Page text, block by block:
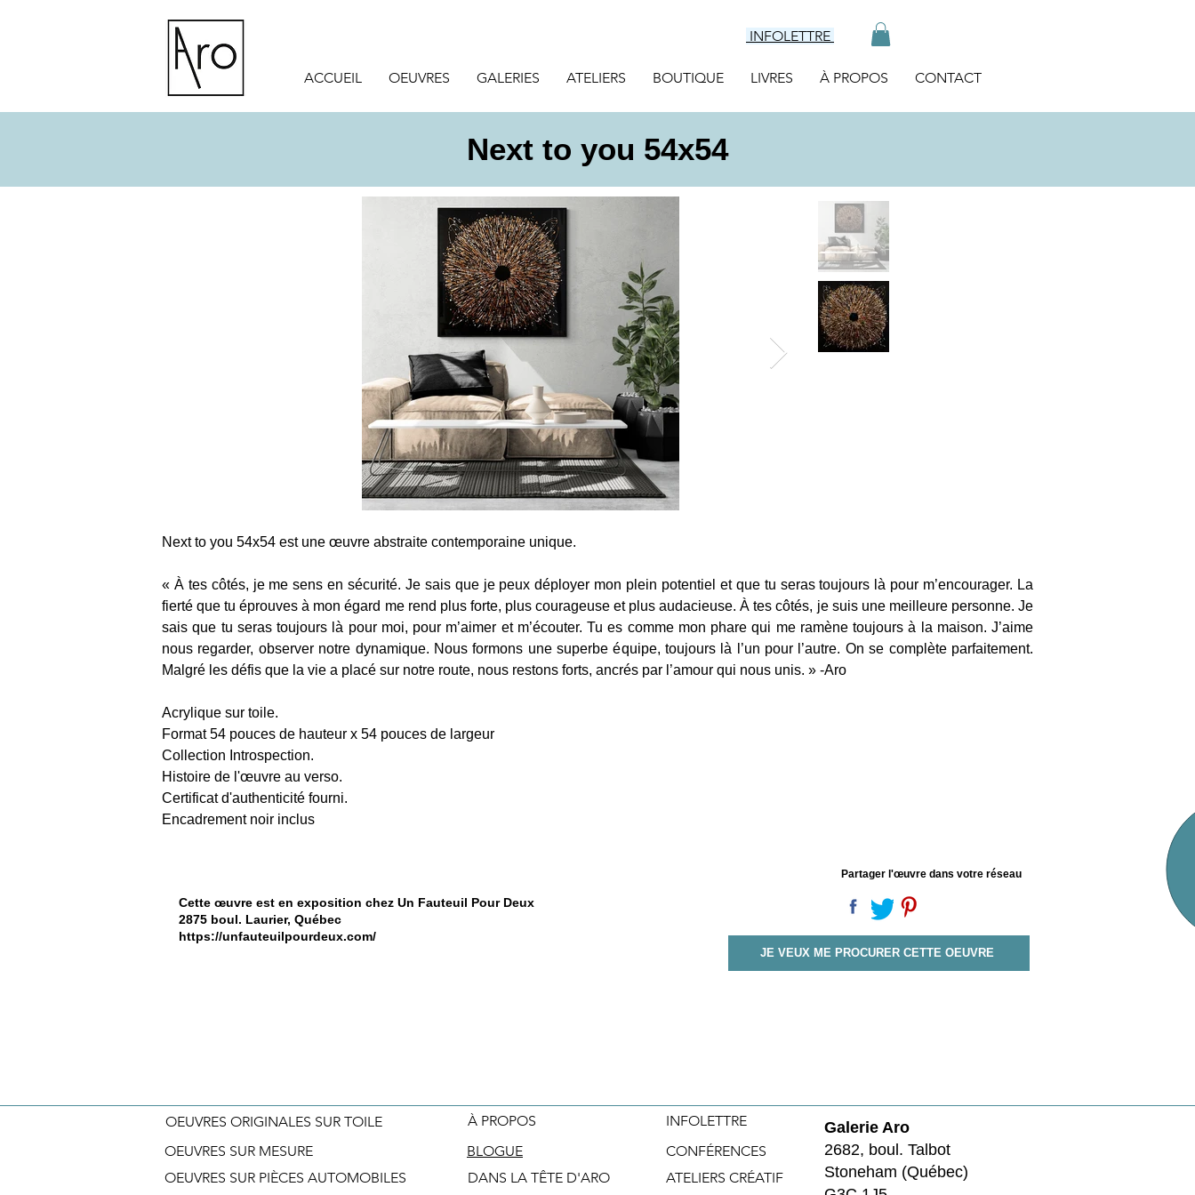
INFOLETTRE
ACCUEIL OEUVRES GALERIES ATELIERS BOUTIQUE LIVRES À PROPOS CONTACT
Next to you 54x54
Next to you 54x54 est une œuvre abstraite contemporaine unique.
« À tes côtés, je me sens en sécurité. Je sais que je peux déployer mon plein potentiel et que tu seras toujours là pour m’encourager. La
fierté que tu éprouves à mon égard me rend plus forte, plus courageuse et plus audacieuse. À tes côtés, je suis une meilleure personne. Je
sais que tu seras toujours là pour moi, pour m’aimer et m’écouter. Tu es comme mon phare qui me ramène toujours à la maison. J’aime
nous regarder, observer notre dynamique. Nous formons une superbe équipe, toujours là l’un pour l’autre. On se complète parfaitement.
Malgré les défis que la vie a placé sur notre route, nous restons forts, ancrés par l’amour qui nous unis. » -Aro
Acrylique sur toile.
Format 54 pouces de hauteur x 54 pouces de largeur
Collection Introspection.
Histoire de l'œuvre au verso.
Certificat d'authenticité fourni.
Encadrement noir inclus
Cette œuvre est en exposition chez Un Fauteuil Pour Deux
2875 boul. Laurier, Québec
https://unfauteuilpourdeux.com/
Partager l'œuvre dans votre réseau
JE VEUX ME PROCURER CETTE OEUVRE
OEUVRES ORIGINALES SUR TOILE
OEUVRES SUR MESURE
OEUVRES SUR PIÈCES AUTOMOBILES
À PROPOS
BLOGUE
DANS LA TÊTE D'ARO
INFOLETTRE
CONFÉRENCES
ATELIERS CRÉATIF
Galerie Aro
2682, boul. Talbot
Stoneham (Québec)